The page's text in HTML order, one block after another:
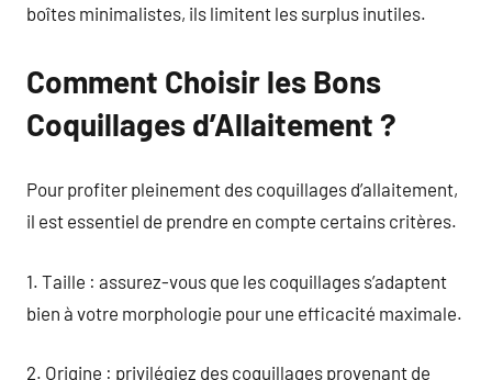
boîtes minimalistes, ils limitent les surplus inutiles.
Comment Choisir les Bons
Coquillages d’Allaitement ?
Pour profiter pleinement des coquillages d’allaitement,
il est essentiel de prendre en compte certains critères.
1. Taille : assurez-vous que les coquillages s’adaptent
bien à votre morphologie pour une efficacité maximale.
2. Origine : privilégiez des coquillages provenant de